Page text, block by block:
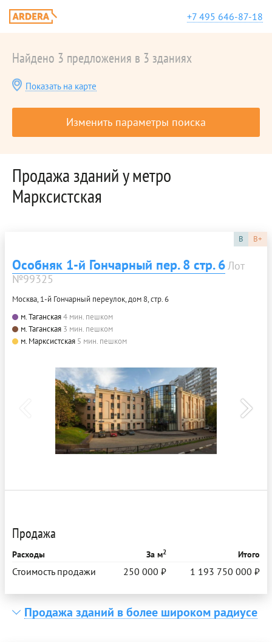
+7 495 646-87-18
Найдено 3 предложения в 3 зданиях
Показать на карте
Изменить параметры поиска
Продажа зданий у метро
Марксистская
B B+
Особняк 1-й Гончарный пер. 8 стр. 6Лот
№99325
Москва, 1-й Гончарный переулок, дом 8, стр. 6
м. Таганская4 мин. пешком
м. Таганская 3 мин. пешком
м. Марксистская 5 мин. пешком
Продажа
Расходы За м2 Итого
Стоимость продажи 250 000 ₽ 1 193 750 000 ₽
Продажа зданий в более широком радиусе